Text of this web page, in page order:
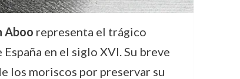
Aboo representa el trágico
en el siglo XVI. Su breve
los moriscos por preservar su